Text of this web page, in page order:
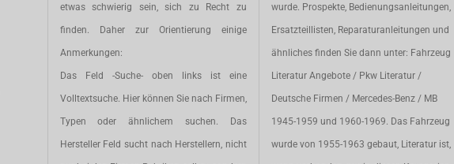
etwas schwierig sein, sich zu Recht zu
finden. Daher zur Orientierung einige
Anmerkungen:
Das Feld -Suche- oben links ist eine
Volltextsuche. Hier können Sie nach Firmen,
Typen oder ähnlichem suchen. Das
Hersteller Feld sucht nach Herstellern, nicht
wurde. Prospekte, Bedienungsanleitungen,
Ersatzteillisten, Reparaturanleitungen und
ähnliches finden Sie dann unter: Fahrzeug
Literatur Angebote / Pkw Literatur /
Deutsche Firmen / Mercedes-Benz / MB
1945-1959 und 1960-1969. Das Fahrzeug
wurde von 1955-1963 gebaut, Literatur ist,